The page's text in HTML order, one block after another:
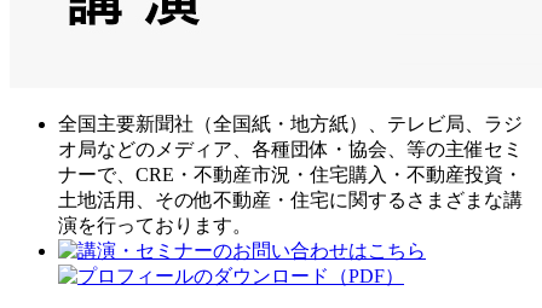
全国主要新聞社（全国紙・地方紙）、テレビ局、ラジ
オ局などのメディア、各種団体・協会、等の主催セミ
ナーで、CRE・不動産市況・住宅購入・不動産投資・
土地活用、その他不動産・住宅に関するさまざまな講
演を行っております。